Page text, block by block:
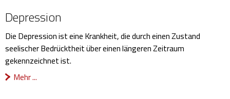
Depression
Die Depression ist eine Krankheit, die durch einen Zustand
seelischer Bedrücktheit über einen längeren Zeitraum
gekennzeichnet ist.
Mehr ...